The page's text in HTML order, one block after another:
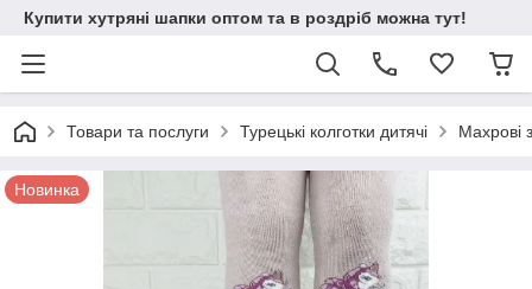
Купити хутряні шапки оптом та в роздріб можна тут!
Товари та послуги Турецькі колготки дитячі Махрові
Новинка